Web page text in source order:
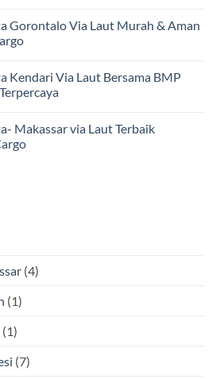
Gorontalo Via Laut Murah & Aman
Kendari Via Laut Bersama BMP
Makassar via Laut Terbaik
(4)
(1)
(1)
(7)